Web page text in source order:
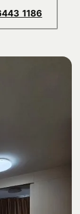
1186